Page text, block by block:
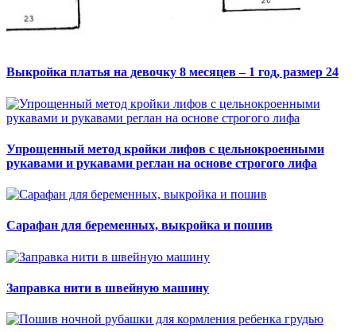
Выкройка платья на девочку 8 месяцев – 1 год, размер 24
Упрощенный метод кройки лифов с цельнокроенными
рукавами и рукавами реглан на основе строгого лифа
Сарафан для беременных, выкройка и пошив
Заправка нити в швейную машину